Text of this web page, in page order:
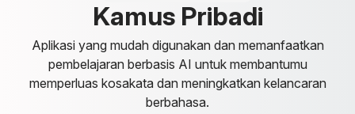
Kamus Pribadi
Aplikasi yang mudah digunakan dan memanfaatkan
pembelajaran berbasis AI untuk membantumu
memperluas kosakata dan meningkatkan kelancaran
berbahasa.